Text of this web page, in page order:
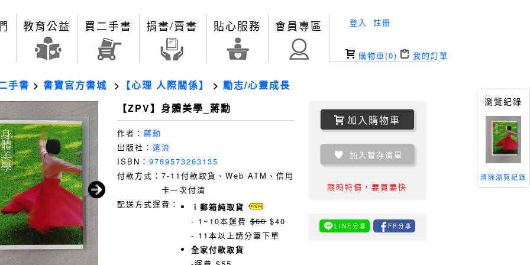
教育公益 買二手書 捐書/賣書 貼心服務 會員專區 登入 註冊
購物車(0) 我的訂單
手書 > 書寶官方書城 > 【心理 人際關係】 > 勵志/心靈成長
【ZPV】身體美學_蔣勳
作者： 蔣勳
出版社： 遠流
ISBN： 9789573263135
付款方式： 7-11付款取貨、Web ATM、信用
卡一次付清
配送方式運費：
ｉ郵箱純取貨
- 1~10本運費 $60 $40
- 11本以上請分筆下單
全家付款取貨
加入購物車
加入暫存清單
限時特價，要買要快
LINE分享 FB分享
瀏覽紀錄
清除瀏覽紀錄